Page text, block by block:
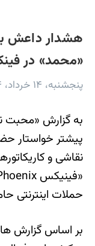
‌هشدار داعش
«محمد» در
پنجشنبه، ۱۴ خرداد، ۱۳۹۴
به گزارش «محبت
پیشتر خواستار
نقاشی و
حملات اینترنتی
بر اساس گزارش